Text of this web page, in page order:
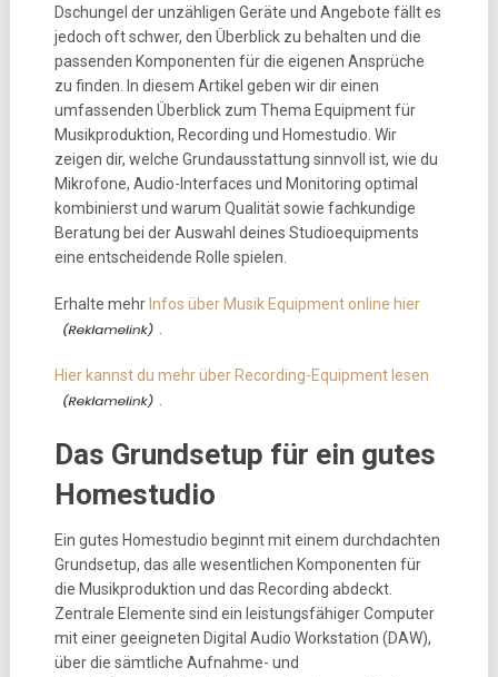
Dschungel der unzähligen Geräte und Angebote fällt es
jedoch oft schwer, den Überblick zu behalten und die
passenden Komponenten für die eigenen Ansprüche
zu finden. In diesem Artikel geben wir dir einen
umfassenden Überblick zum Thema Equipment für
Musikproduktion, Recording und Homestudio. Wir
zeigen dir, welche Grundausstattung sinnvoll ist, wie du
Mikrofone, Audio-Interfaces und Monitoring optimal
kombinierst und warum Qualität sowie fachkundige
Beratung bei der Auswahl deines Studioequipments
eine entscheidende Rolle spielen.
Erhalte mehr Infos über Musik Equipment online hier
Hier kannst du mehr über Recording-Equipment lesen
Das Grundsetup für ein gutes
Homestudio
Ein gutes Homestudio beginnt mit einem durchdachten
Grundsetup, das alle wesentlichen Komponenten für
die Musikproduktion und das Recording abdeckt.
Zentrale Elemente sind ein leistungsfähiger Computer
mit einer geeigneten Digital Audio Workstation (DAW),
über die sämtliche Aufnahme- und